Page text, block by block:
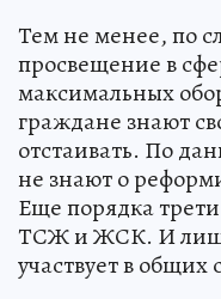
Тем не менее, по
просвещение в
максимальных
граждане знают
отстаивать. По
не знают о
Еще порядка
ТСЖ и ЖСК. И
участвует в